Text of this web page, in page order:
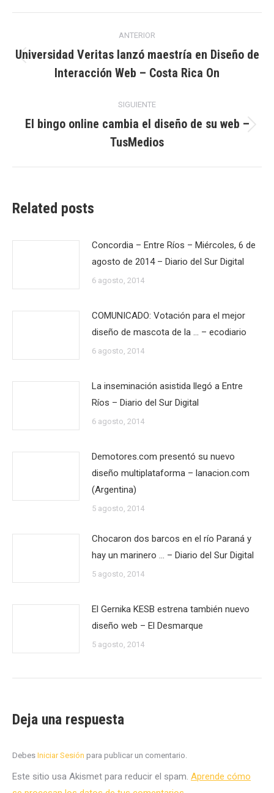
entre
publicaciones
ANTERIOR
Publicación
anterior:
Universidad Veritas lanzó maestría en Diseño de
Interacción Web – Costa Rica On
SIGUIENTE
Publicación
siguiente:
El bingo online cambia el diseño de su web –
TusMedios
Related posts
Concordia – Entre Ríos – Miércoles, 6 de
agosto de 2014 – Diario del Sur Digital
6 agosto, 2014
COMUNICADO: Votación para el mejor
diseño de mascota de la … – ecodiario
6 agosto, 2014
La inseminación asistida llegó a Entre
Ríos – Diario del Sur Digital
6 agosto, 2014
Demotores.com presentó su nuevo
diseño multiplataforma – lanacion.com
(Argentina)
5 agosto, 2014
Chocaron dos barcos en el río Paraná y
hay un marinero … – Diario del Sur Digital
5 agosto, 2014
El Gernika KESB estrena también nuevo
diseño web – El Desmarque
5 agosto, 2014
Deja una respuesta
Debes Iniciar Sesión para publicar un comentario.
Este sitio usa Akismet para reducir el spam. Aprende cómo